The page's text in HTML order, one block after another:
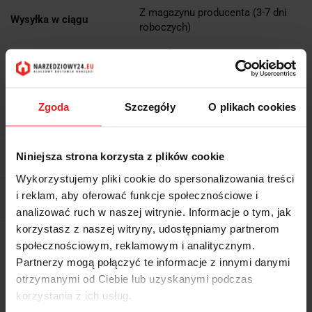
Zgoda Szczegóły O plikach cookies
Niniejsza strona korzysta z plików cookie
Wykorzystujemy pliki cookie do spersonalizowania treści
i reklam, aby oferować funkcje społecznościowe i
analizować ruch w naszej witrynie. Informacje o tym, jak
korzystasz z naszej witryny, udostępniamy partnerom
społecznościowym, reklamowym i analitycznym.
Partnerzy mogą połączyć te informacje z innymi danymi
otrzymanymi od Ciebie lub uzyskanymi podczas
korzystania z ich usług.
Wysyłka w ciągu
Z magazynu producenta (3-7 dni
roboczych)
0.72 kg
Pobierz produkt do PDF
EAN 5036140003446
Wysyłka+2dni (dostawa 0 od 1000zł net.*)
OPIS